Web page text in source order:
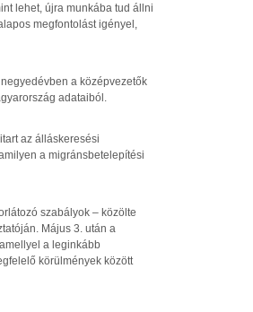
lehet, újra munkába tud állni
megfontolást igényel,
a középvezetők
adataiból.
az álláskeresési
a migránsbetelepítési
szabályok – közölte
Május 3. után a
a leginkább
körülmények között